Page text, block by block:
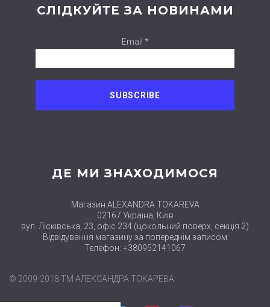
СЛІДКУЙТЕ ЗА НОВИНАМИ
Email *
ДЕ МИ ЗНАХОДИМОСЯ
Магазин ALEXANDRA TOKAREVA
02167 Україна, Київ
вул. Лісківська, 23, офіс 234 (цокольний поверх, секція 2)
Відвідування магазину за попереднім записом
Телефон: +380952141067
© 2009-2018 ТМ АЛЕКСАНДРА ТОКАРЕВА